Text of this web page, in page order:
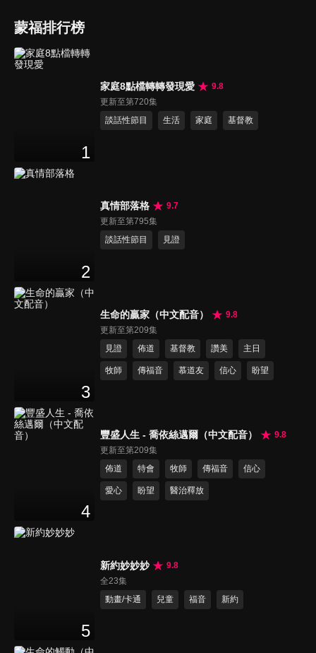
蒙福排行榜
1
家庭8點檔轉轉發現愛
9.8
更新至第720集
談話性節目
生活 家庭 基督教
2
真情部落格
9.7
更新至第795集
談話性節目
見證
3
生命的贏家（中文配音）
9.8
更新至第209集
見證
佈道 基督教 讚美 主日
牧師 傳福音 慕道友 信心 盼望
4
豐盛人生 - 喬依絲邁爾（中文配音）
9.8
更新至第209集
佈道
特會 牧師 傳福音 信心
愛心 盼望 醫治釋放
5
新約妙妙妙
9.8
全23集
動畫/卡通
兒童 福音 新約